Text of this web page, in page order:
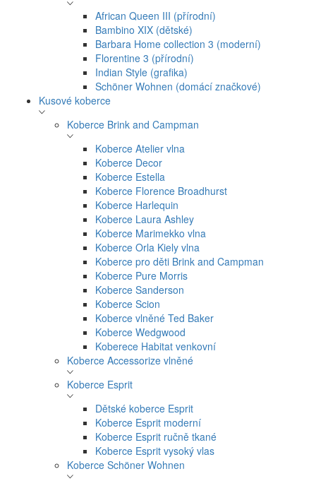
African Queen III (přírodní)
Bambino XIX (dětské)
Barbara Home collection 3 (moderní)
Florentine 3 (přírodní)
Indian Style (grafika)
Schöner Wohnen (domácí značkové)
Kusové koberce
Koberce Brink and Campman
Koberce Atelier vlna
Koberce Decor
Koberce Estella
Koberce Florence Broadhurst
Koberce Harlequin
Koberce Laura Ashley
Koberce Marimekko vlna
Koberce Orla Kiely vlna
Koberce pro děti Brink and Campman
Koberce Pure Morris
Koberce Sanderson
Koberce Scion
Koberce vlněné Ted Baker
Koberce Wedgwood
Koberece Habitat venkovní
Koberce Accessorize vlněné
Koberce Esprit
Dětské koberce Esprit
Koberce Esprit moderní
Koberce Esprit ručně tkané
Koberce Esprit vysoký vlas
Koberce Schöner Wohnen